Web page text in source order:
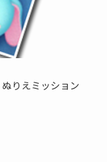
ぬりえミッション